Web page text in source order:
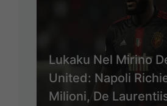
Lukaku Nel Mirino
United: Napoli
Milioni, De